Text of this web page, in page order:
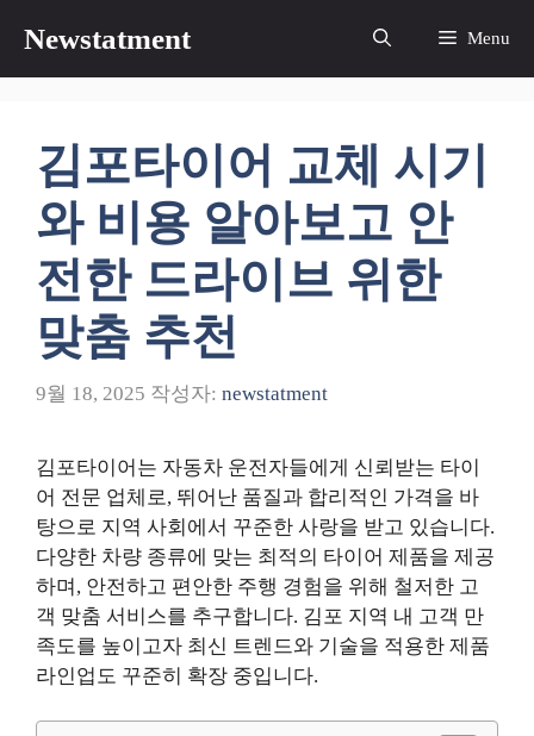
츠
Newstatment Menu
김포타이어 교체 시기
와 비용 알아보고 안
전한 드라이브 위한
맞춤 추천
9월 18, 2025 작성자: newstatment
김포타이어는 자동차 운전자들에게 신뢰받는 타이
어 전문 업체로, 뛰어난 품질과 합리적인 가격을 바
탕으로 지역 사회에서 꾸준한 사랑을 받고 있습니다.
다양한 차량 종류에 맞는 최적의 타이어 제품을 제공
하며, 안전하고 편안한 주행 경험을 위해 철저한 고
객 맞춤 서비스를 추구합니다. 김포 지역 내 고객 만
족도를 높이고자 최신 트렌드와 기술을 적용한 제품
라인업도 꾸준히 확장 중입니다.